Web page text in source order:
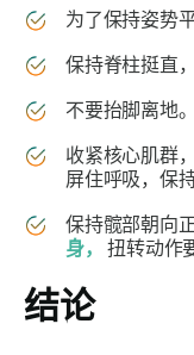
为了保持姿势
保持脊柱挺直
不要抬脚离地
收紧核心肌群
屏住呼吸，保
保持髋部朝向
身，
扭转动作
结论